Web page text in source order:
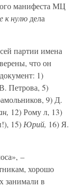
манифеста МЦ
к нулю дела
партии имена
что он
1)
Петрова, 5)
9) Д.
12) Рому л, 13)
15) Юрий, 16) Я.
–
хорошо
занимали в